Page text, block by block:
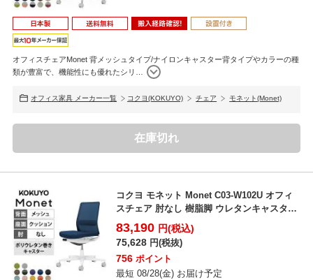
オフィスチェアMonet 背メッシュタイプ/ナイロンキャスター背タイプやカラーの種
類が豊富で、機能性にも優れたシリ
オフィス家具 メーカー一覧 コクヨ(KOKUYO) チェア モネット(Monet)
在庫切れ
コクヨ モネット Monet C03-W102U オフィ
スチェア 肘なし 樹脂脚 ウレタンキャスタ
ー...
83,190 円(税込)
75,628 円(税抜)
756 ポイント
最短 08/28(金) お届け予定